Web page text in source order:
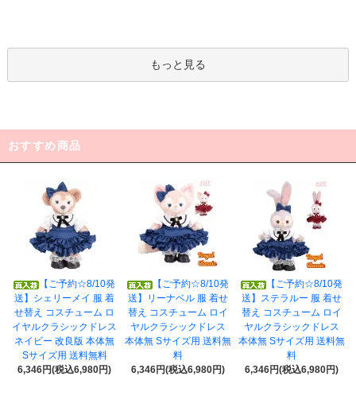
もっと見る
おすすめ商品
【ご予約☆8/10発
送】シェリーメイ 服 着
せ替え コスチューム ロ
イヤルクラシックドレス
ネイビー 改良版 本体無
Sサイズ用 送料無料
6,346円(税込6,980円)
【ご予約☆8/10発
送】リーナベル 服 着せ
替え コスチューム ロイ
ヤルクラシックドレス
本体無 Sサイズ用 送料無
料
6,346円(税込6,980円)
【ご予約☆8/10発
送】ステラルー 服 着せ
替え コスチューム ロイ
ヤルクラシックドレス
本体無 Sサイズ用 送料無
料
6,346円(税込6,980円)